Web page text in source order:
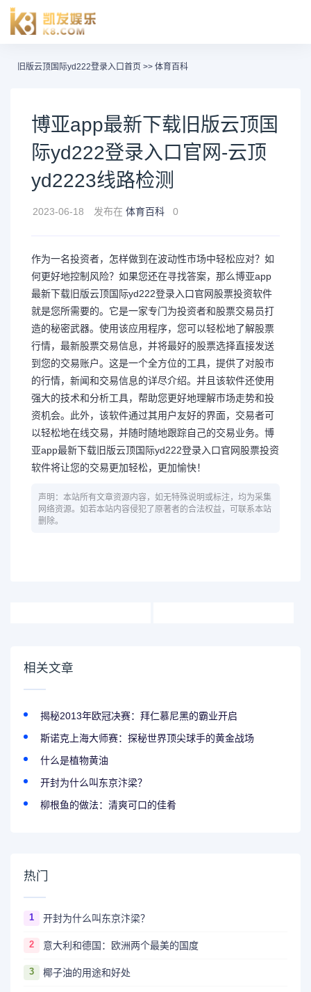
旧版云顶国际yd222登录入口首页 >> 体育百科
博亚app最新下载旧版云顶国
际yd222登录入口官网-云顶
yd2223线路检测
2023-06-18 发布在 体育百科 0
作为一名投资者，怎样做到在波动性市场中轻松应对？如
何更好地控制风险？如果您还在寻找答案，那么博亚app
最新下载旧版云顶国际yd222登录入口官网股票投资软件
就是您所需要的。它是一家专门为投资者和股票交易员打
造的秘密武器。使用该应用程序，您可以轻松地了解股票
行情，最新股票交易信息，并将最好的股票选择直接发送
到您的交易账户。这是一个全方位的工具，提供了对股市
的行情，新闻和交易信息的详尽介绍。并且该软件还使用
强大的技术和分析工具，帮助您更好地理解市场走势和投
资机会。此外，该软件通过其用户友好的界面，交易者可
以轻松地在线交易，并随时随地跟踪自己的交易业务。博
亚app最新下载旧版云顶国际yd222登录入口官网股票投资
软件将让您的交易更加轻松，更加愉快！
声明：本站所有文章资源内容，如无特殊说明或标注，均为采集
网络资源。如若本站内容侵犯了原著者的合法权益，可联系本站
删除。
相关文章
揭秘2013年欧冠决赛：拜仁慕尼黑的霸业开启
斯诺克上海大师赛：探秘世界顶尖球手的黄金战场
什么是植物黄油
开封为什么叫东京汴梁？
柳根鱼的做法：清爽可口的佳肴
热门
1 开封为什么叫东京汴梁？
2 意大利和德国：欧洲两个最美的国度
3 椰子油的用途和好处